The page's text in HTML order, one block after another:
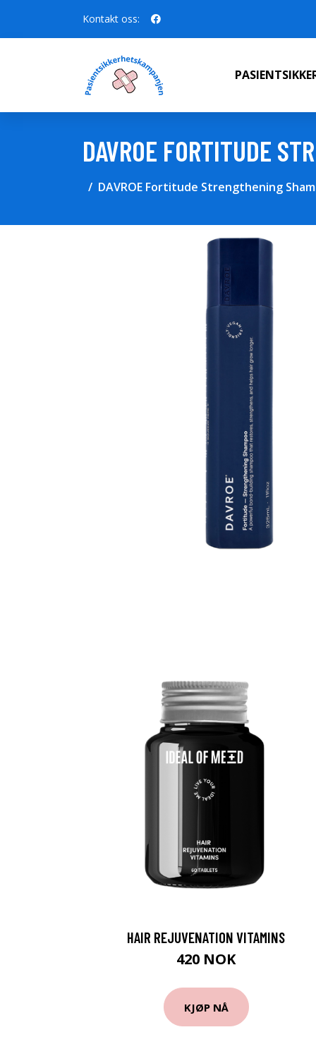
Kontakt oss:
DAVROE FORTITUDE
DAVROE Fortitude Strengthening
HAIR REJUVENATION VITAMINS
420 NOK
KJØP NÅ